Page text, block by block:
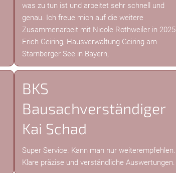
was zu tun ist und arbeitet sehr schnell und
genau. Ich freue mich auf die weitere
Zusammenarbeit mit Nicole Rothweiler in 2025.
Erich Geiring, Hausverwaltung Geiring am
Starnberger See in Bayern,
BKS
Bausachverständiger
Kai Schad
Super Service. Kann man nur weiterempfehlen.
Klare präzise und verständliche Auswertungen.